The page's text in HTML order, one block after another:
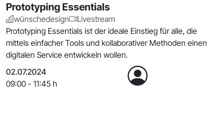
Prototyping Essentials
wünschedesign
Livestream
Prototyping Essentials ist der ideale Einstieg für alle, die
mittels einfacher Tools und kollaborativer Methoden einen
digitalen Service entwickeln wollen.
02.07.2024
09:00 - 11:45 h